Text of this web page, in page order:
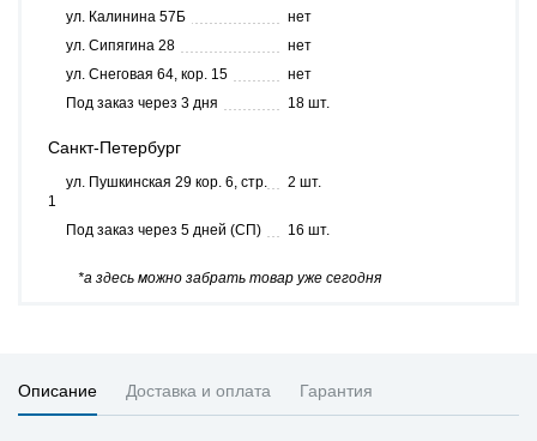
ул. Калинина 57Б
нет
ул. Сипягина 28
нет
ул. Снеговая 64, кор. 15
нет
Под заказ через 3 дня
18 шт.
Санкт-Петербург
ул. Пушкинская 29 кор. 6, стр.
1
2 шт.
Под заказ через 5 дней (СП) 16 шт.
*а здесь можно забрать товар уже сегодня
Описание Доставка и оплата Гарантия